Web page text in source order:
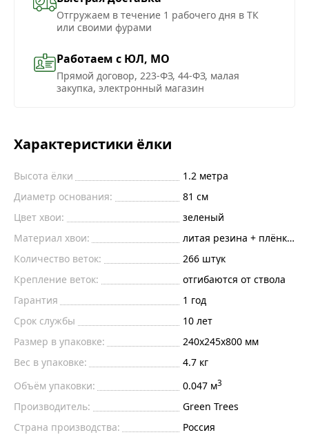
Отгружаем в течение 1 рабочего дня в ТК
или своими фурами
Работаем с ЮЛ, МО
Прямой договор, 223-ФЗ, 44-ФЗ, малая
закупка, электронный магазин
Характеристики ёлки
Высота ёлки 1.2 метра
Диаметр основания:
81 см
Цвет хвои:
зеленый
Материал хвои:
литая резина + плёнка
Количество веток:
266 штук
Крепление веток:
отгибаются от ствола
Гарантия
1 год
Срок службы
10 лет
Размер в упаковке:
240х245х800 мм
Вес в упаковке:
4.7 кг
Объём упаковки:
0.047 м3
Производитель:
Green Trees
Страна производства:
Россия